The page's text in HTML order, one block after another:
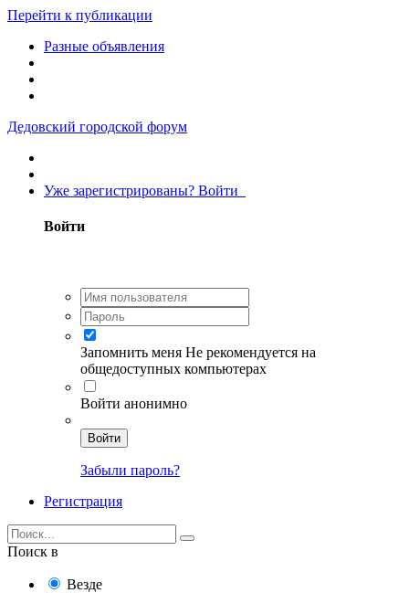
Перейти к публикации
Разные объявления
Дедовский городской форум
Уже зарегистрированы? Войти
Войти
Запомнить меня Не рекомендуется на
общедоступных компьютерах
Войти анонимно
Войти
Забыли пароль?
Регистрация
Поиск в
Везде